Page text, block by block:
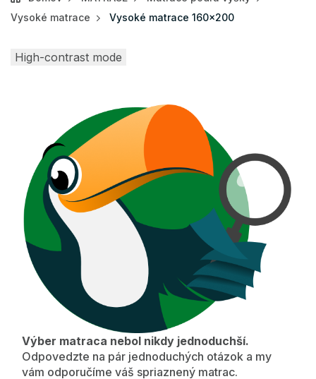
Vysoké matrace
Vysoké matrace 160×200
High-contrast mode
Výber matraca nebol nikdy jednoduchší.
Odpovedzte na pár jednoduchých otázok a my
vám odporučíme váš spriaznený matrac.